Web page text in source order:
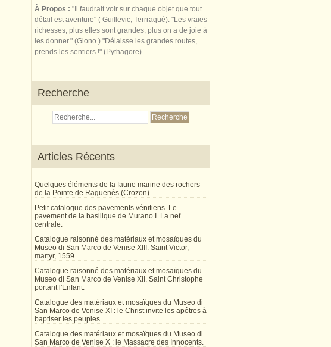
À Propos : "Il faudrait voir sur chaque objet que tout
détail est aventure" ( Guillevic, Terrraqué). "Les vraies
richesses, plus elles sont grandes, plus on a de joie à
les donner." (Giono ) "Délaisse les grandes routes,
prends les sentiers !" (Pythagore)
Recherche
Articles Récents
Quelques éléments de la faune marine des rochers
de la Pointe de Raguenès (Crozon)
Petit catalogue des pavements vénitiens. Le
pavement de la basilique de Murano.I. La nef
centrale.
Catalogue raisonné des matériaux et mosaïques du
Museo di San Marco de Venise XIII. Saint Victor,
martyr, 1559.
Catalogue raisonné des matériaux et mosaïques du
Museo di San Marco de Venise XII. Saint Christophe
portant l'Enfant.
Catalogue des matériaux et mosaïques du Museo di
San Marco de Venise XI : le Christ invite les apôtres à
baptiser les peuples..
Catalogue des matériaux et mosaïques du Museo di
San Marco de Venise X : le Massacre des Innocents.